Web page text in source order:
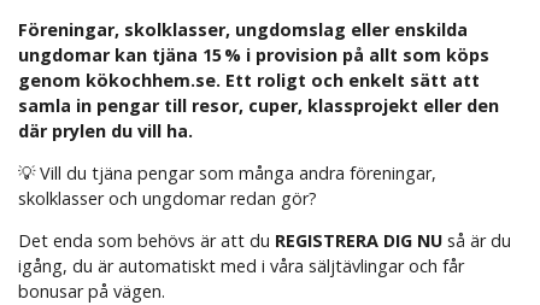
Föreningar, skolklasser, ungdomslag eller enskilda
ungdomar kan tjäna 15 % i provision på allt som köps
genom kökochhem.se. Ett roligt och enkelt sätt att
samla in pengar till resor, cuper, klassprojekt eller den
där prylen du vill ha.
💡 Vill du tjäna pengar som många andra föreningar,
skolklasser och ungdomar redan gör?
Det enda som behövs är att du REGISTRERA DIG NU så är du
igång, du är automatiskt med i våra säljtävlingar och får
bonusar på vägen.